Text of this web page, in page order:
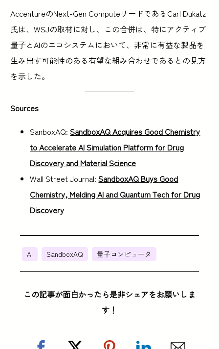
AccentureのNext-Gen ComputeリードであるCarl Dukatz
氏は、WSJの取材に対し、この合併は、特にアクティブ
量子とAIのエコシステムにおいて、非常に有益な製品を
生み出す可能性のある有望な組み合わせであるとの見方
を示した。
Sources
SanboxAQ:SandboxAQ Acquires Good Chemistry
to Accelerate AI Simulation Platform for Drug
Discovery and Material Science
Wall Street Journal:SandboxAQ Buys Good
Chemistry, Melding AI and Quantum Tech for Drug
Discovery
AI SandboxAQ 量子コンピュータ
この記事が面白かったら是非シェアをお願いしま
す！